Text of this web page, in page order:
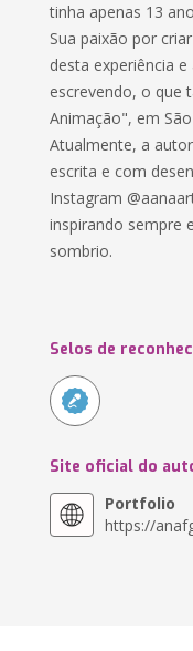
tinha apenas 13
Sua paixão por
desta experiência
escrevendo, o que
Animação", em
Atualmente, a
escrita e com
Instagram
inspirando sempre
sombrio.
Selos de
Site oficial do
Portfolio
https://